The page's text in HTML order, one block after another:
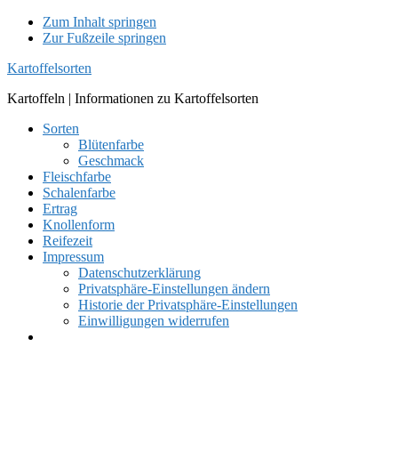
Zum Inhalt springen
Zur Fußzeile springen
Kartoffelsorten
Kartoffeln | Informationen zu Kartoffelsorten
Sorten
Blütenfarbe
Geschmack
Fleischfarbe
Schalenfarbe
Ertrag
Knollenform
Reifezeit
Impressum
Datenschutzerklärung
Privatsphäre-Einstellungen ändern
Historie der Privatsphäre-Einstellungen
Einwilligungen widerrufen